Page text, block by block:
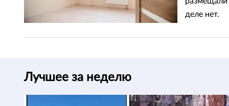
деле нет.
Лучшее за неделю